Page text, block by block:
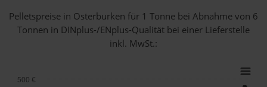
Pelletspreise in Osterburken für 1 Tonne bei Abnahmevon 6
Tonnen in DINplus-/ENplus-Qualität bei einer Lieferstelle
inkl. MwSt.:
500 €